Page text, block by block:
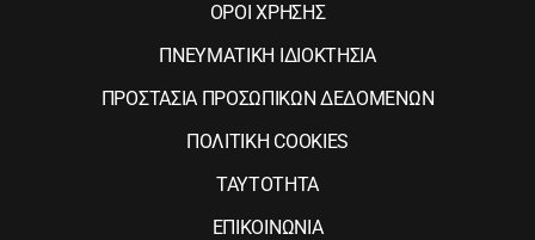
ΟΡΟΙ ΧΡΗΣΗΣ
ΠΝΕΥΜΑΤΙΚΗ ΙΔΙΟΚΤΗΣΙΑ
ΠΡΟΣΤΑΣΙΑ ΠΡΟΣΩΠΙΚΩΝ ΔΕΔΟΜΕΝΩΝ
ΠΟΛΙΤΙΚΗ COOKIES
ΤΑΥΤΟΤΗΤΑ
ΕΠΙΚΟΙΝΩΝΙΑ